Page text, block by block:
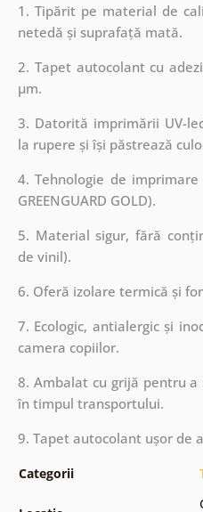
1. Tipărit pe material de
netedă și suprafață mată.
2. Tapet autocolant cu
µm.
3. Datorită imprimării UV-
la rupere și își păstrează
4. Tehnologie de
GREENGUARD GOLD).
5. Material sigur, fără
de vinil).
6. Oferă izolare termică și
7. Ecologic, antialergic și
camera copiilor.
8. Ambalat cu grijă pentru
în timpul transportului.
9. Tapet autocolant ușor de
Categorii